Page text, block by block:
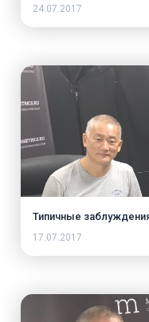
24.07.2017
Типичные
17.07.2017